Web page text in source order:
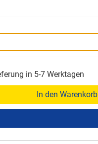
in 5-7 Werktagen
In den Warenkorb